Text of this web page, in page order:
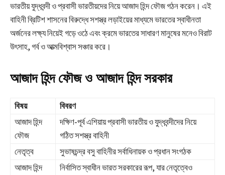
ভারতীয় যুদ্ধবন্দী ও প্রবাসী ভারতীয়দের নিয়ে আজাদ হিন্দ ফৌজ গঠন করেন। এই
বাহিনী ব্রিটিশ শাসনের বিরুদ্ধে সশস্ত্র লড়াইয়ের মাধ্যমে ভারতের স্বাধীনতা
অর্জনের লক্ষ্য নিয়েই গড়ে ওঠে এবং ক্রমে ভারতের সাধারণ মানুষের মনেও বিরাট
উৎসাহ, গর্ব ও আত্মবিশ্বাস সঞ্চার করে।
আজাদ হিন্দ ফৌজ ও আজাদ হিন্দ সরকার
বিষয়
বিবরণ
আজাদ হিন্দ
ফৌজ
দক্ষিণ-পূর্ব এশিয়ায় প্রবাসী ভারতীয় ও যুদ্ধবন্দীদের নিয়ে
গঠিত সশস্ত্র বাহিনী
নেতৃত্ব
সুভাষচন্দ্র বসু বাহিনীর সর্বাধিনায়ক ও প্রধান সংগঠক
আজাদ হিন্দ
নির্বাসিত স্বাধীন ভারত সরকারের রূপ, যার নেতৃত্বেও